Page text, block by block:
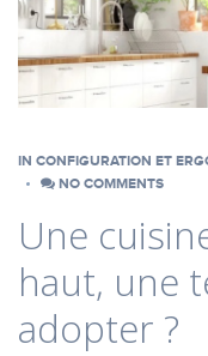
IN CONFIGURATION ET
NO COMMENTS
Une
haut, une
adopter ?